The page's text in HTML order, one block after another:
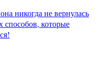
никогда не вернулась
способов, которые